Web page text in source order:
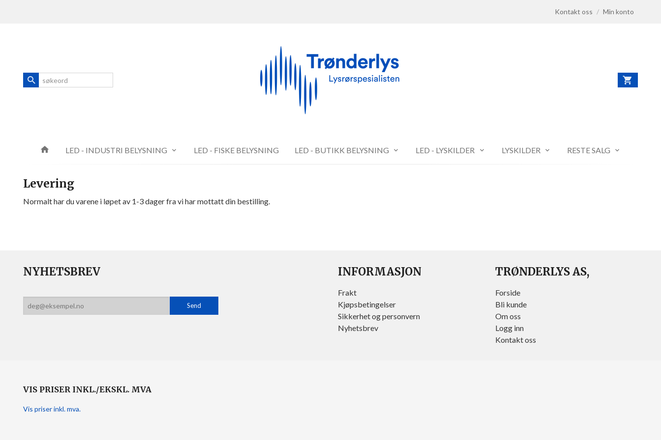
Kontakt oss / Min konto
ProdukterLED - INDUSTRI BELYSNING LED - FISKE BELYSNING LED - BUTIKK BELYSNING LED - LYSKILDER LYSKILDER RESTE SALG
Levering
Normalt har du varene i løpet av 1-3 dager fra vi har mottatt din bestilling.
NYHETSBREV INFORMASJON
Frakt
Kjøpsbetingelser
Sikkerhet og personvern
Nyhetsbrev
TRØNDERLYS AS,
Forside
Bli kunde
Om oss
Logg inn
Kontakt oss
VIS PRISER INKL./EKSKL. MVA
Vis priser inkl. mva.